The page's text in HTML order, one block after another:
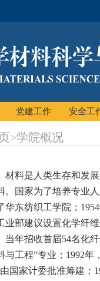
党建工作 安全工
>学院概况
料是人类生存和发展
。国家为了培养专业
华东纺织工学院； 1954
业部建议设置化学纤
当年招收首届54名化
与工程”专业； 1992年
由国家计委批准筹建；